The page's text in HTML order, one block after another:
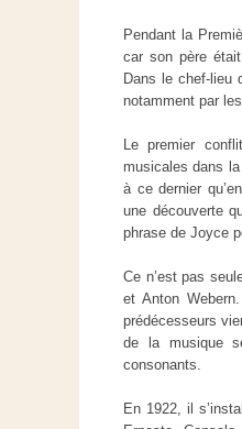
Pendant la
car son père
Dans le chef-lieu
notamment par
Le premier
musicales dans
à ce dernier
une découverte
phrase de Joyce
Ce n’est pas
et Anton
prédécesseurs
de la musique
consonants.
En 1922, il